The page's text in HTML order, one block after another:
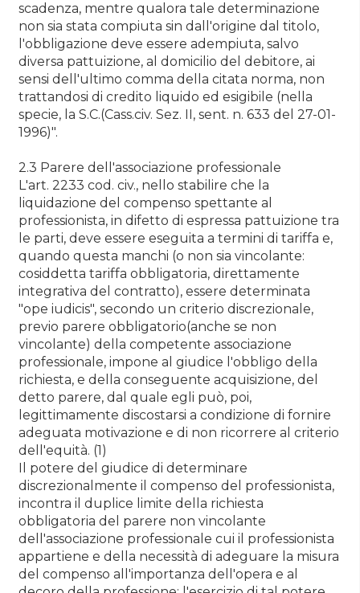
scadenza, mentre qualora tale determinazione
non sia stata compiuta sin dall'origine dal titolo,
l'obbligazione deve essere adempiuta, salvo
diversa pattuizione, al domicilio del debitore, ai
sensi dell'ultimo comma della citata norma, non
trattandosi di credito liquido ed esigibile (nella
specie, la S.C.(Cass.civ. Sez. II, sent. n. 633 del 27-01-
1996)".
2.3 Parere dell'associazione professionale
L'art. 2233 cod. civ., nello stabilire che la
liquidazione del compenso spettante al
professionista, in difetto di espressa pattuizione tra
le parti, deve essere eseguita a termini di tariffa e,
quando questa manchi (o non sia vincolante:
cosiddetta tariffa obbligatoria, direttamente
integrativa del contratto), essere determinata
"ope iudicis", secondo un criterio discrezionale,
previo parere obbligatorio(anche se non
vincolante) della competente associazione
professionale, impone al giudice l'obbligo della
richiesta, e della conseguente acquisizione, del
detto parere, dal quale egli può, poi,
legittimamente discostarsi a condizione di fornire
adeguata motivazione e di non ricorrere al criterio
dell'equità. (1)
Il potere del giudice di determinare
discrezionalmente il compenso del professionista,
incontra il duplice limite della richiesta
obbligatoria del parere non vincolante
dell'associazione professionale cui il professionista
appartiene e della necessità di adeguare la misura
del compenso all'importanza dell'opera e al